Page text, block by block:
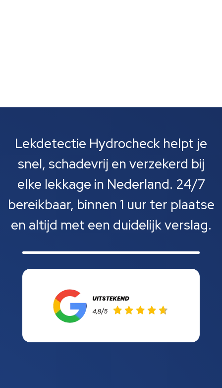
Lekdetectie Hydrocheck helpt je
snel, schadevrij en verzekerd bij
elke lekkage in Nederland. 24/7
bereikbaar, binnen 1 uur ter plaatse
en altijd met een duidelijk verslag.